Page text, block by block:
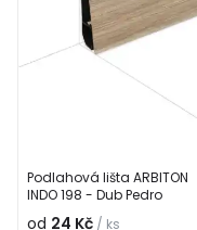
Podlahová lišta ARBITON
INDO 198 - Dub Pedro
od 24 Kč / ks